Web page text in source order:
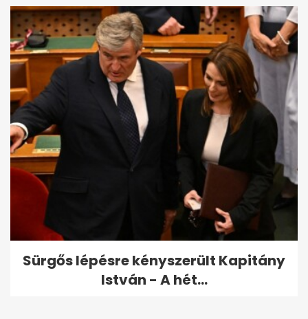
Sürgős lépésre kényszerült Kapitány
István - A hét...